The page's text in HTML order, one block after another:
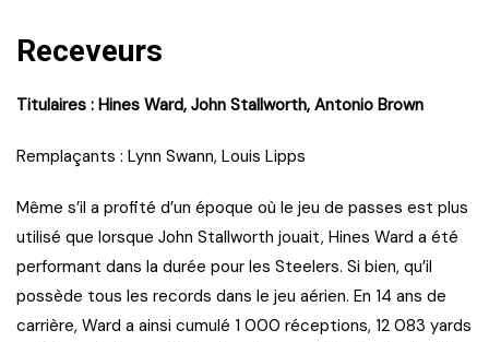
Receveurs
Titulaires : Hines Ward, John Stallworth, Antonio Brown
Remplaçants : Lynn Swann, Louis Lipps
Même s’il a profité d’un époque où le jeu de passes est plus
utilisé que lorsque John Stallworth jouait, Hines Ward a été
performant dans la durée pour les Steelers. Si bien, qu’il
possède tous les records dans le jeu aérien. En 14 ans de
carrière, Ward a ainsi cumulé 1 000 réceptions, 12 083 yards